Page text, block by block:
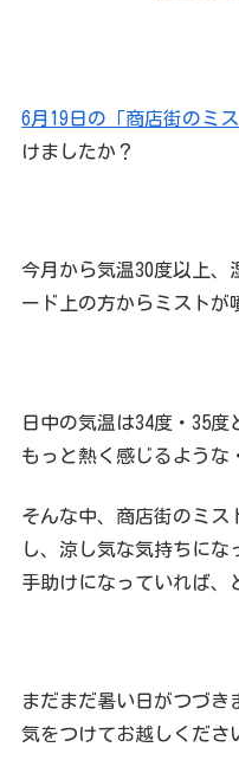
6月19日の「商店街のミ
けましたか？
今月から気温30度以上、
ード上の方からミストが
日中の気温は34度・35
もっと熱く感じるような
そんな中、商店街のミス
し、涼し気な気持ちにな
手助けになっていれば、
まだまだ暑い日がつづき
気をつけてお越しくださ